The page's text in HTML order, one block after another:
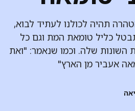
תהיה לכולנו לעתיד לבוא,
כליל טומאת המת וגם כל
השונות שלה. וכמו שנאמר: "ואת
אעביר מן הארץ"